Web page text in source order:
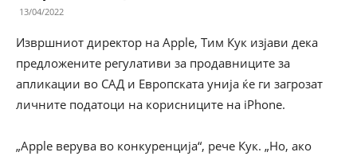
13/04/2022
Извршниот директор на Apple, Тим Кук изјави дека
предложените регулативи за продавниците за
апликации во САД и Европската унија ќе ги загрозат
личните податоци на корисниците на iPhone.
„Apple верува во конкуренција“, рече Кук. „Но, ако